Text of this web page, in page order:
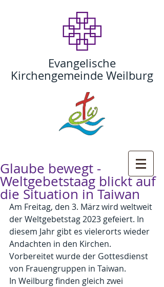
Evangelische
Kirchengemeinde Weilburg
Glaube bewegt -
Weltgebetstaag blickt auf
die Situation in Taiwan
Am Freitag, den 3. März wird weltweit
der Weltgebetstag 2023 gefeiert. In
diesem Jahr gibt es vielerorts wieder
Andachten in den Kirchen.
Vorbereitet wurde der Gottesdienst
von Frauengruppen in Taiwan.
In Weilburg finden gleich zwei